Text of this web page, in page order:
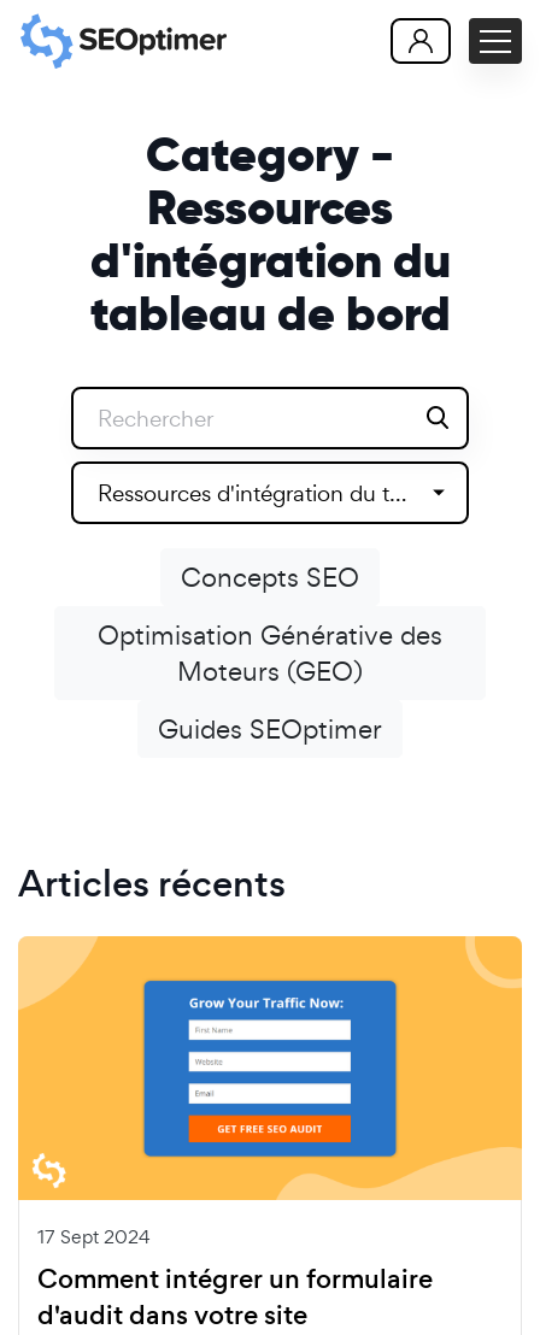
Category -
Ressources
d'intégration du
tableau de bord
Ressources d'intégration du tableau de bord
Concepts SEO
Optimisation Générative des
Moteurs (GEO)
Guides SEOptimer
Articles récents
17 Sept 2024
Comment intégrer un formulaire
d'audit dans votre site